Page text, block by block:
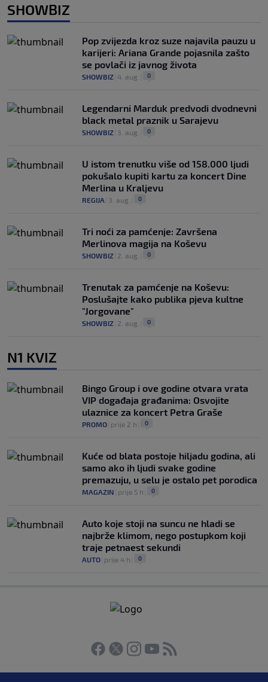
SHOWBIZ
Pop zvijezda kroz suze najavila pauzu u
karijeri: Ariana Grande pojasnila zašto
se povlači iz javnog života
SHOWBIZ 4. aug. 0
Legendarni Marduk predvodi dvodnevni
black metal praznik u Sarajevu
SHOWBIZ 3. aug. 0
U istom trenutku više od 158.000 ljudi
pokušalo kupiti kartu za koncert Dine
Merlina u Kraljevu
REGIJA 3. aug. 0
Tri noći za pamćenje: Završena
Merlinova magija na Koševu
SHOWBIZ 2. aug. 0
Trenutak za pamćenje na Koševu:
Poslušajte kako publika pjeva kultne
"Jorgovane"
SHOWBIZ 2. aug. 0
N1 KVIZ
Bingo Group i ove godine otvara vrata
VIP događaja građanima: Osvojite
ulaznice za koncert Petra Graše
PROMO prije 2 h 0
Kuće od blata postoje hiljadu godina, ali
samo ako ih ljudi svake godine
premazuju, u selu je ostalo pet porodica
MAGAZIN prije 5 h 0
Auto koje stoji na suncu ne hladi se
najbrže klimom, nego postupkom koji
traje petnaest sekundi
AUTO prije 4 h 0